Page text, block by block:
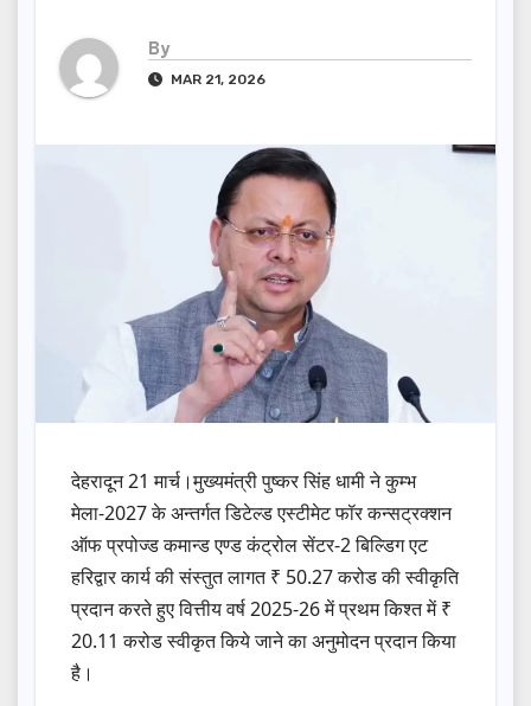
By
MAR 21, 2026
देहरादून 21 मार्च।मुख्यमंत्री पुष्कर सिंह धामी ने कुम्भ
मेला-2027 के अन्तर्गत डिटेल्ड एस्टीमेट फॉर कन्सट्रक्शन
ऑफ प्रपोज्ड कमान्ड एण्ड कंट्रोल सेंटर-2 बिल्डिग एट
हरिद्वार कार्य की संस्तुत लागत ₹ 50.27 करोड की स्वीकृति
प्रदान करते हुए वित्तीय वर्ष 2025-26 में प्रथम किश्त में ₹
20.11 करोड स्वीकृत किये जाने का अनुमोदन प्रदान किया
है।